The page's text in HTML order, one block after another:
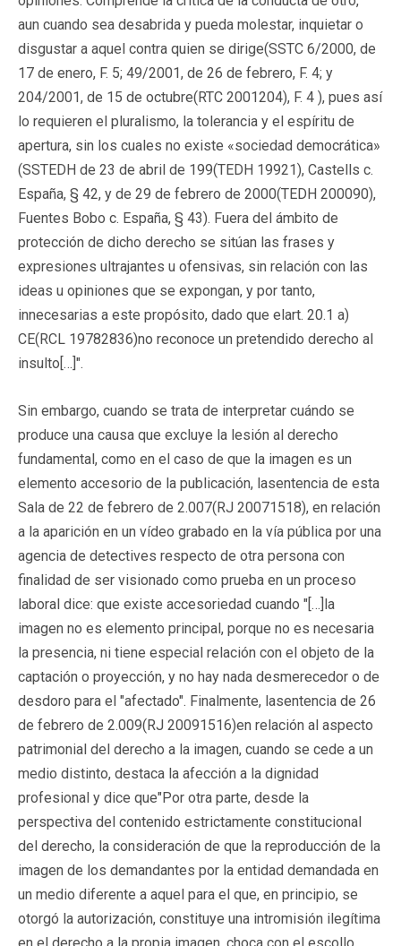
aun cuando sea desabrida y pueda molestar, inquietar o
disgustar a aquel contra quien se dirige(SSTC 6/2000, de
17 de enero, F. 5; 49/2001, de 26 de febrero, F. 4; y
204/2001, de 15 de octubre(RTC 2001204), F. 4 ), pues así
lo requieren el pluralismo, la tolerancia y el espíritu de
apertura, sin los cuales no existe «sociedad democrática»
(SSTEDH de 23 de abril de 199(TEDH 19921), Castells c.
España, § 42, y de 29 de febrero de 2000(TEDH 200090),
Fuentes Bobo c. España, § 43). Fuera del ámbito de
protección de dicho derecho se sitúan las frases y
expresiones ultrajantes u ofensivas, sin relación con las
ideas u opiniones que se expongan, y por tanto,
innecesarias a este propósito, dado que elart. 20.1 a)
CE(RCL 19782836)no reconoce un pretendido derecho al
insulto[…]".
Sin embargo, cuando se trata de interpretar cuándo se
produce una causa que excluye la lesión al derecho
fundamental, como en el caso de que la imagen es un
elemento accesorio de la publicación, lasentencia de esta
Sala de 22 de febrero de 2.007(RJ 20071518), en relación
a la aparición en un vídeo grabado en la vía pública por una
agencia de detectives respecto de otra persona con
finalidad de ser visionado como prueba en un proceso
laboral dice: que existe accesoriedad cuando "[…]la
imagen no es elemento principal, porque no es necesaria
la presencia, ni tiene especial relación con el objeto de la
captación o proyección, y no hay nada desmerecedor o de
desdoro para el "afectado". Finalmente, lasentencia de 26
de febrero de 2.009(RJ 20091516)en relación al aspecto
patrimonial del derecho a la imagen, cuando se cede a un
medio distinto, destaca la afección a la dignidad
profesional y dice que"Por otra parte, desde la
perspectiva del contenido estrictamente constitucional
del derecho, la consideración de que la reproducción de la
imagen de los demandantes por la entidad demandada en
un medio diferente a aquel para el que, en principio, se
otorgó la autorización, constituye una intromisión ilegítima